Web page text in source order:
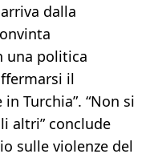
dalla
una politica
il
Turchia”. “Non si
altri” conclude
sulle violenze del